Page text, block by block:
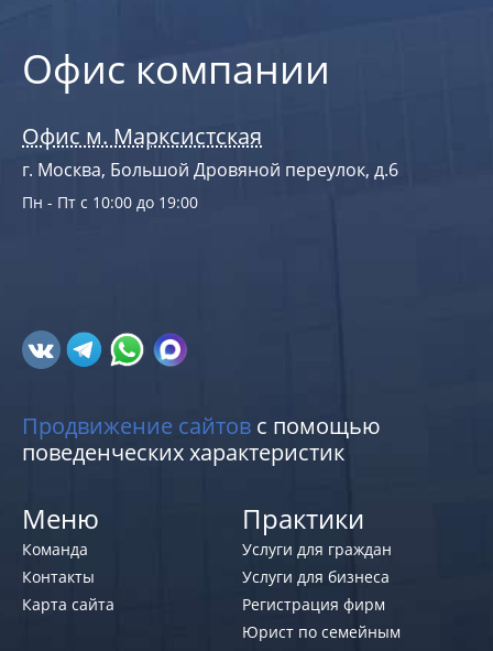
Офис компании
Офис м. Марксистская
г. Москва, Большой Дровяной переулок, д.6
Пн - Пт с 10:00 до 19:00
Продвижение сайтов с помощью
поведенческих характеристик
Меню
Команда
Контакты
Карта сайта
Практики
Услуги для граждан
Услуги для бизнеса
Регистрация фирм
Юрист по семейным